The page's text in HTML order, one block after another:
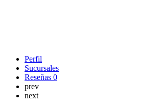
Perfil
Sucursales
Reseñas 0
prev
next